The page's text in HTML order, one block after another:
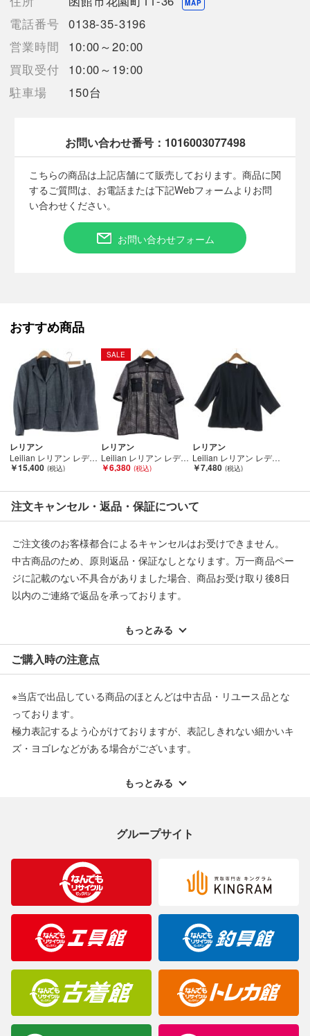
【こちらの商品は在庫連動システムを導入し、店頭や他ネットシ
ョップと併売を行なっておりますが、
タイミングによりシステムの反映が間に合わず欠品となってしま
う場合がございます。
売切れの場合は、ご購入をキャンセルさせていただく場合がござ
います。】
【備考/コメント】
若干衿周りにヨレがあります。
サイズは平置きでの計測となっております。
商品画像に関しては出来る限り忠実に表示出来るよう努めており
ますが、実際の商品と比較し色味に若干の誤差が生じる場合があ
りますこと予めご了承ください。
店頭との併売商品のため、記載に無い細かなキズ、汚れが見受け
られるなど多少商品状態が変化する場合がございます。
人の手を経た商品です。
■弊社（株式会社オカモト）を装った偽装サイトにご注意くださ
い■
弊社（株式会社オカモト）の商品画像や文章を無断盗用した『偽
装サイト』を確認しておりますが、
当店とは一切関係がございませんのでご注意ください。
MAP
電話番号 0138-35-3196
営業時間
10:00～20:00
買取受付
10:00～19:00
駐車場
150台
お問い合わせ番号： 1016003077498
こちらの商品は上記店舗にて販売しております。商品に関
するご質問は、お電話または下記Webフォームよりお問
い合わせください。
お問い合わせフォーム
おすすめ商品
レリアン
Leilian レリアン レディース セットアップ サイズ13+ ブルー Bランク
￥15,400
SALE
レリアン
Leilian レリアン レディース シャツ サイズ13+ バイオレット Bランク
￥6,380
レリアン
Leilian レリアン レディース カットソー サイズ13+ ネイビー Bランク
￥7,480
注文キャンセル・返品・保証について
ご注文後のお客様都合によるキャンセルはお受けできません。
中古商品のため、原則返品・保証なしとなります。万一商品ペー
ジに記載のない不具合がありました場合、商品お受け取り後8日
以内のご連絡で返品を承っております。
配送料ともに当社負担で対応いたします。
※オンラインストアで購入頂いた商品は、店頭での返品はお受け
できません。また、商品の修理及び交換に関しては承ることがで
返品・交換について
もっとみる
ご購入時の注意点
※当店で出品している商品のほとんどは中古品・リユース品とな
っております。
極力表記するよう心がけておりますが、表記しきれない細かいキ
ズ・ヨゴレなどがある場合がございます。
ご理解くださいますようお願い申し上げます。
合がございますのでご了承ください。
※表記したカラー名は、当社が判断した名称を掲載しています。
製造元が定めたカラー名と異なることもあります。色調などご不
明なことがありましたらご購入前にお問い合わせください。
商品について
もっとみる
グループサイト